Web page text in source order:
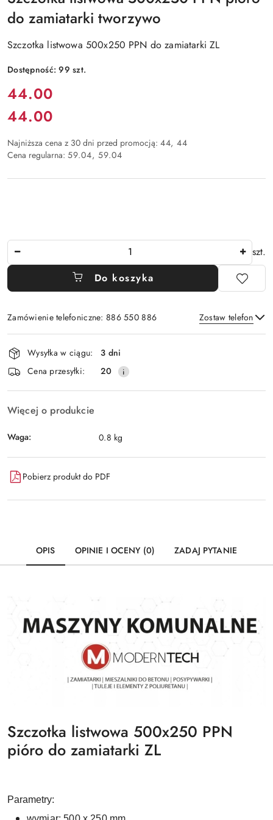
do zamiatarki tworzywo
Szczotka listwowa 500x250 PPN do zamiatarki ZL
Dostępność:99szt.
Cena:
44.00
Cena:
44.00
Najniższa cena z 30 dni przed promocją: 44 44
Cena regularna: 59.04 59.04
szt.
Do koszyka
Zamówienie telefoniczne: 886 550 886 Zostaw telefon
Wyślij
Dostępność
i
dostawa
Wysyłka w ciągu:
3 dni
Cena przesyłki:
20
Więcej o produkcie
Waga: 0.8 kg
Pobierz produkt do PDF
OPIS OPINIE I OCENY (0) ZADAJ PYTANIE
Szczotka listwowa 500x250 PPN
pióro do zamiatarki ZL
Parametry: